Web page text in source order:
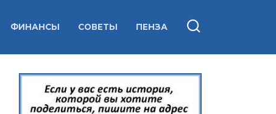
ФИНАНСЫ СОВЕТЫ ПЕНЗА